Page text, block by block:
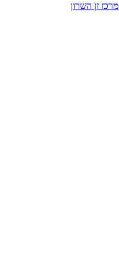
מרכז זן השרון